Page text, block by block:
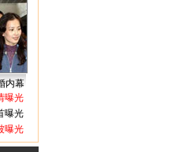
内幕
曝光
曝光
曝光